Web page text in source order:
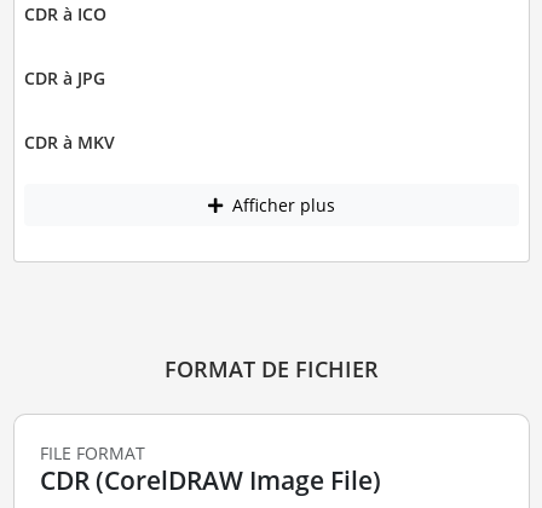
CDR à ICO
CDR à JPG
CDR à MKV
Afficher plus
FORMAT DE FICHIER
FILE FORMAT
CDR (CorelDRAW Image File)